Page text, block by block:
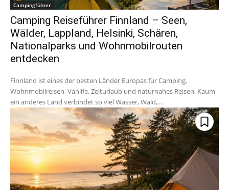
Campingführer
Camping Reiseführer Finnland – Seen,
Wälder, Lappland, Helsinki, Schären,
Nationalparks und Wohnmobilrouten
entdecken
Finnland ist eines der besten Länder Europas für Camping,
Wohnmobilreisen, Vanlife, Zelturlaub und naturnahes Reisen. Kaum
ein anderes Land verbindet so viel Wasser, Wald,...